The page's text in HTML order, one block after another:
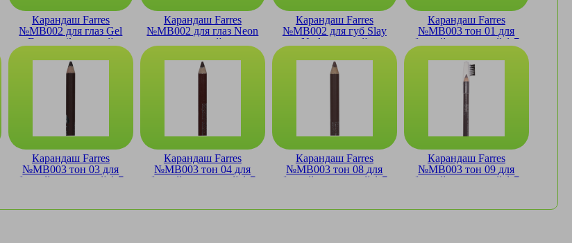
Карандаш Farres
№MB002 для глаз Gel
Eyepencil гелевый
Карандаш Farres
№MB002 для глаз Neon
гелевый
Карандаш Farres
№MB002 для губ Slay
Nude гелевый
Карандаш Farres
№MB003 тон 01 для
бровей с щеточкой 1.7
Карандаш Farres
№MB003 тон 03 для
бровей с щеточкой 1.7
Карандаш Farres
№MB003 тон 04 для
бровей с щеточкой 1.7
Карандаш Farres
№MB003 тон 08 для
бровей с щеточкой 1.7
Карандаш Farres
№MB003 тон 09 для
бровей с щеточкой 1.7